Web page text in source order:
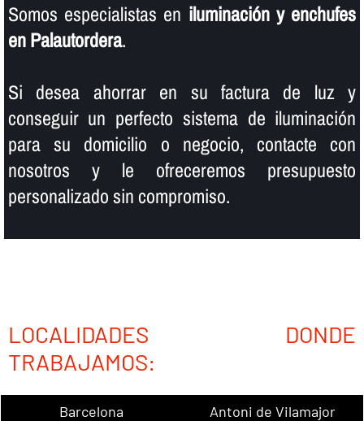
Somos especialistas en iluminación y enchufes
en Palautordera.
Si desea ahorrar en su factura de luz y
conseguir un perfecto sistema de iluminación
para su domicilio o negocio, contacte con
nosotros y le ofreceremos presupuesto
personalizado sin compromiso.
LOCALIDADES DONDE
TRABAJAMOS:
Barcelona
Antoni de Vilamajor